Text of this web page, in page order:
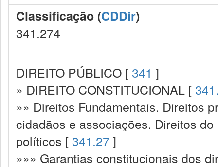
Classificação (CDDir)
341.274
DIREITO PÚBLICO [ 341 ]
» DIREITO CONSTITUCIONAL [
»» Direitos Fundamentais. Direitos
cidadãos e associações. Direitos
políticos [ 341.27 ]
»»» Garantias constitucionais dos